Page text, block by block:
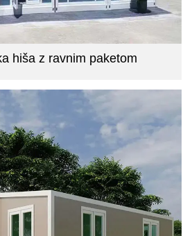
hiša z ravnim paketom